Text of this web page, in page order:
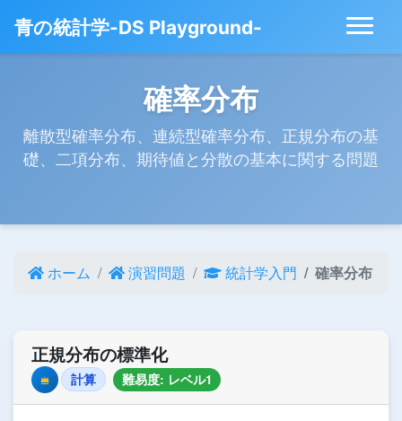
青の統計学-DS Playground-
確率分布
離散型確率分布、連続型確率分布、正規分布の基
礎、二項分布、期待値と分散の基本に関する問題
ホーム 演習問題 統計学入門 確率分布
正規分布の標準化
Premium
計算 難易度: レベル1